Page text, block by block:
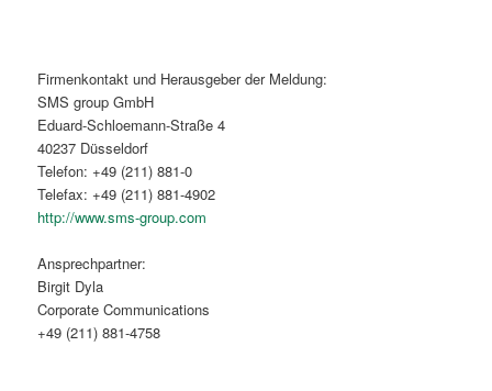
Firmenkontakt und Herausgeber der Meldung:
SMS group GmbH
Eduard-Schloemann-Straße 4
40237 Düsseldorf
Telefon: +49 (211) 881-0
Telefax: +49 (211) 881-4902
http://www.sms-group.com
Ansprechpartner:
Birgit Dyla
Corporate Communications
+49 (211) 881-4758